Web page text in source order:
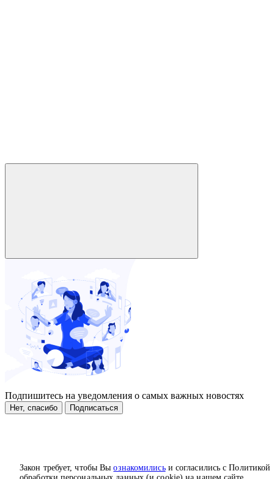
Закон требует, чтобы Выознакомилисьи согласились с Политикой
Подпишитесь на уведомления о самых важных новостях
Нет, спасибо Подписаться